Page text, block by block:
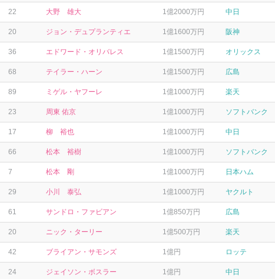
22 大野 雄大 1億2000万円 中日
20 ジョン・デュプランティエ 1億1600万円 阪神
36 エドワード・オリバレス 1億1500万円 オリックス
68 テイラー・ハーン 1億1500万円 広島
89 ミゲル・ヤフーレ 1億1000万円 楽天
23 周東 佑京 1億1000万円 ソフトバンク
17 柳 裕也 1億1000万円 中日
66 松本 裕樹 1億1000万円 ソフトバンク
7 松本 剛 1億1000万円 日本ハム
29 小川 泰弘 1億1000万円 ヤクルト
61 サンドロ・ファビアン 1億850万円 広島
20 ニック・ターリー 1億500万円 楽天
42 ブライアン・サモンズ 1億円 ロッテ
24 ジェイソン・ボスラー 1億円 中日